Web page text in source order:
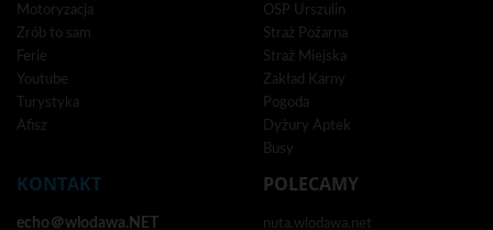
Motoryzacja
Zrób to sam
Ferie
Youtube
Turystyka
Afisz
OSP Urszulin
Straż Pożarna
Straż Miejska
Zakład Karny
Pogoda
Dyżury Aptek
Busy
KONTAKT
echo＠wlodawa.NET
POLECAMY
nuta.wlodawa.net